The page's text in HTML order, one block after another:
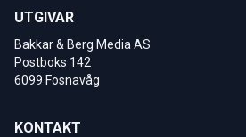
UTGIVAR
Bakkar & Berg Media AS
Postboks 142
6099 Fosnavåg
KONTAKT